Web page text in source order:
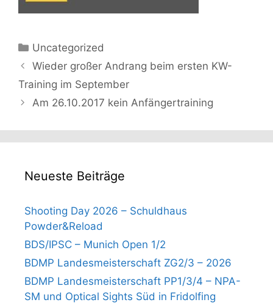
Kategorien
Uncategorized
Wieder großer Andrang beim ersten KW-
Training im September
Am 26.10.2017 kein Anfängertraining
Neueste Beiträge
Shooting Day 2026 – Schuldhaus
Powder&Reload
BDS/IPSC – Munich Open 1/2
BDMP Landesmeisterschaft ZG2/3 – 2026
BDMP Landesmeisterschaft PP1/3/4 – NPA-
SM und Optical Sights Süd in Fridolfing